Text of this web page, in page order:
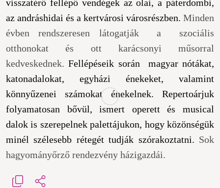
visszatérő fellépő vendégek az olai, a páterdombi,
az andráshidai és a kertvárosi városrészben. Minden
évben rendszeresen látogatják a szociális
otthonokat és ott karácsonyi műsorral
kedveskednek.Fellépéseik során magyar nótákat,
katonadalokat, egyházi énekeket, valamint
könnyűzenei számokat énekelnek. Repertoárjuk
folyamatosan bővül, ismert operett és musical
dalok is szerepelnek palettájukon, hogy közönségük
minél szélesebb rétegét tudják szórakoztatni. Sok
hagyományőrző rendezvény házigazdái.